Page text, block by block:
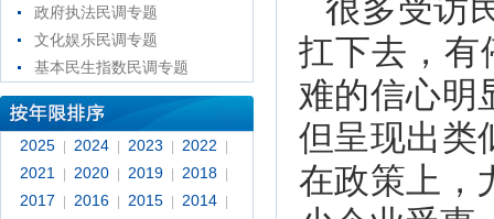
政府执法民调专题
文化娱乐民调专题
基本民生指数民调专题
2025 2024 2023 2022
2021 2020 2019 2018
2017 2016 2015 2014
很多受访
扛下去，有
难的信心明
但呈现出类
在政策上，